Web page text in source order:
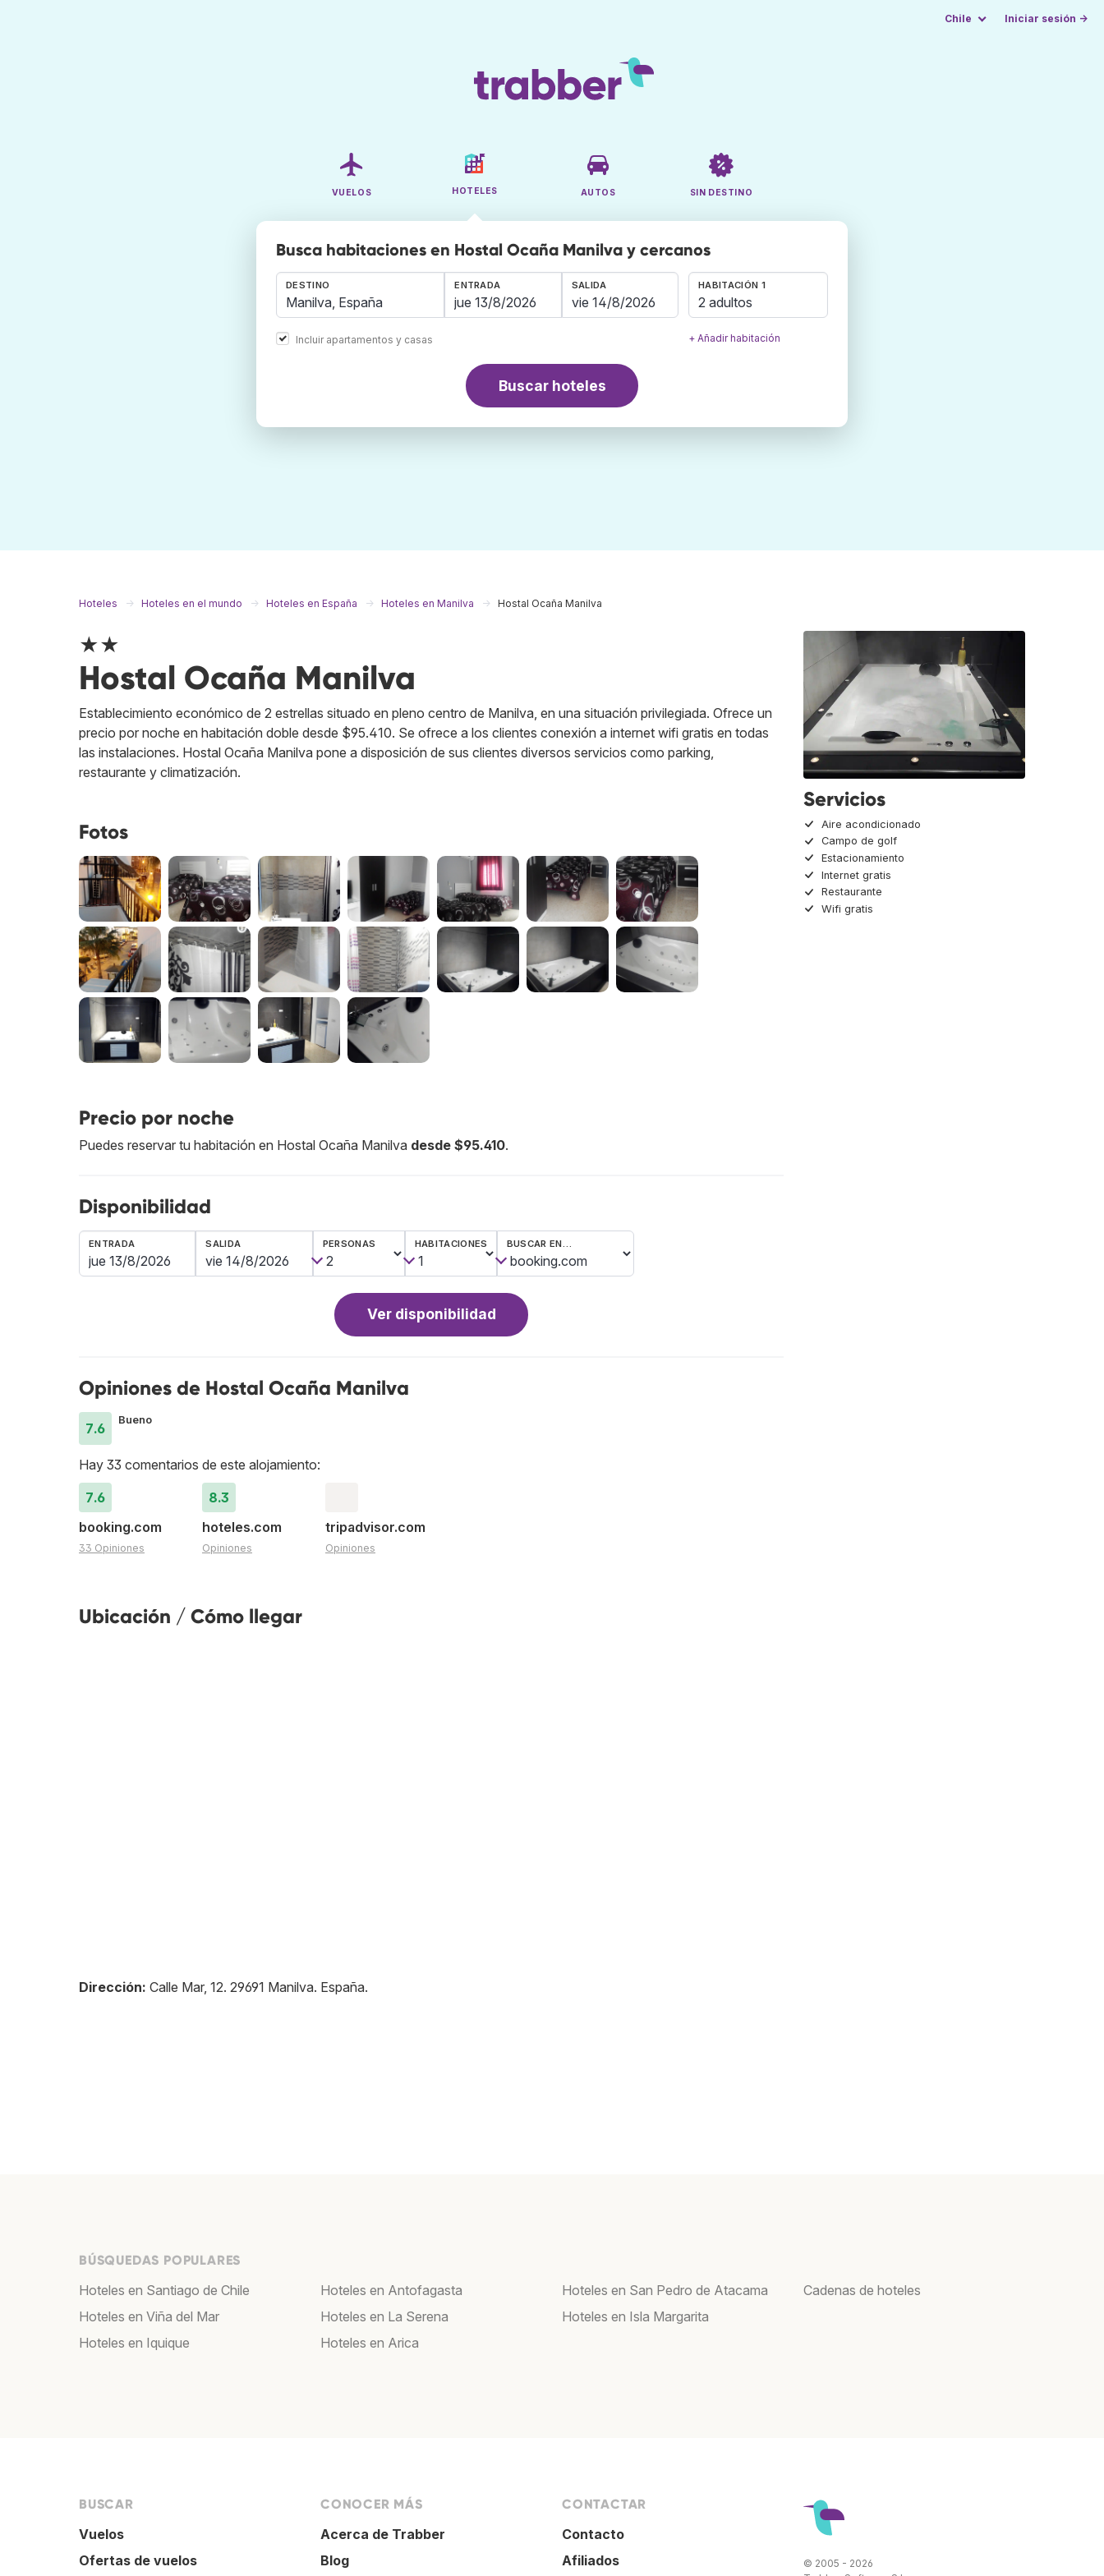
Chile Iniciar sesión →
VUELOS HOTELES AUTOS SIN DESTINO
Busca habitaciones en Hostal Ocaña Manilva y cercanos
DESTINO
Incluir apartamentos y casas
ENTRADA SALIDA HABITACIÓN 1
2 adultos
+ Añadir habitación
Buscar hoteles
Hoteles Hoteles en el mundo Hoteles en España Hoteles en Manilva Hostal Ocaña Manilva
★★
Hostal Ocaña Manilva
Establecimiento económico de 2 estrellas situado en pleno centro de Manilva, en una situación privilegiada. Ofrece un
precio por noche en habitación doble desde $95.410. Se ofrece a los clientes conexión a internet wifi gratis en todas
las instalaciones. Hostal Ocaña Manilva pone a disposición de sus clientes diversos servicios como parking,
restaurante y climatización.
Fotos
Precio por noche
Puedes reservar tu habitación en Hostal Ocaña Manilva desde $95.410.
Disponibilidad
ENTRADA SALIDA PERSONAS HABITACIONES BUSCAR EN…
Ver disponibilidad
Opiniones de Hostal Ocaña Manilva
7.6
Bueno
Hay 33 comentarios de este alojamiento:
7.6
booking.com
33 Opiniones
8.3
hoteles.com
Opiniones
tripadvisor.com
Opiniones
Ubicación / Cómo llegar
Dirección: Calle Mar, 12. 29691 Manilva. España.
Servicios
Aire acondicionado
Campo de golf
Estacionamiento
Internet gratis
Restaurante
Wifi gratis
BÚSQUEDAS POPULARES
Hoteles en Santiago de Chile
Hoteles en Viña del Mar
Hoteles en Iquique
Hoteles en Antofagasta
Hoteles en La Serena
Hoteles en Arica
Hoteles en San Pedro de Atacama
Hoteles en Isla Margarita
Cadenas de hoteles
BUSCAR
Vuelos
Ofertas de vuelos
CONOCER MÁS
Acerca de Trabber
Blog
CONTACTAR
Contacto
Afiliados
© 2005 - 2026